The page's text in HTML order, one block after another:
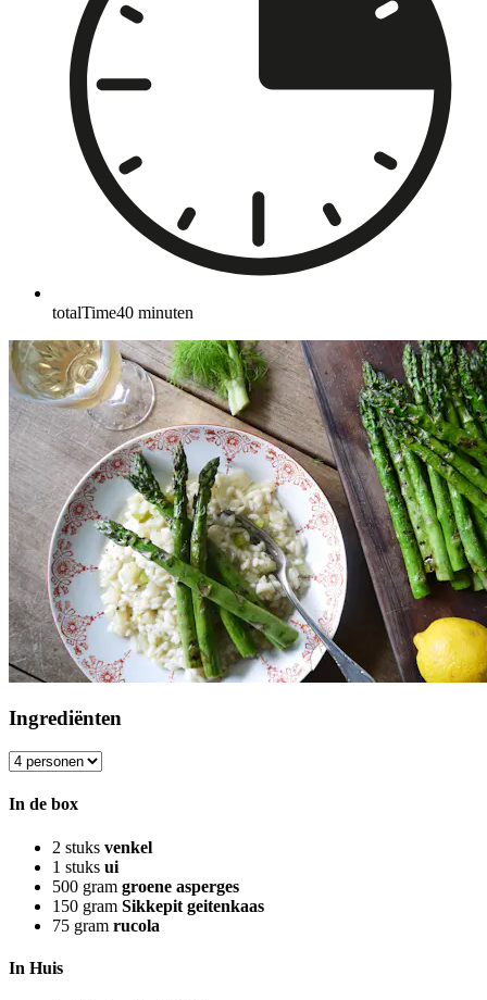
totalTime40 minuten
Ingrediënten
In de box
2 stuks venkel
1 stuks ui
500 gram groene asperges
150 gram Sikkepit geitenkaas
75 gram rucola
In Huis